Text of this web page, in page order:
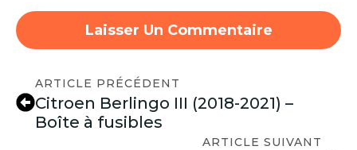
ARTICLE PRÉCÉDENT
Citroen Berlingo III (2018-2021) –
Boîte à fusibles
ARTICLE SUIVANT